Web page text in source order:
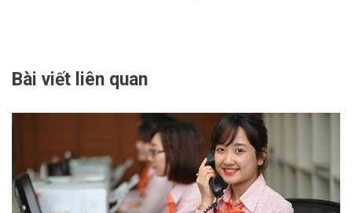
Bài viết liên quan